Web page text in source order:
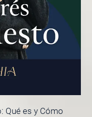
Qué es y Cómo